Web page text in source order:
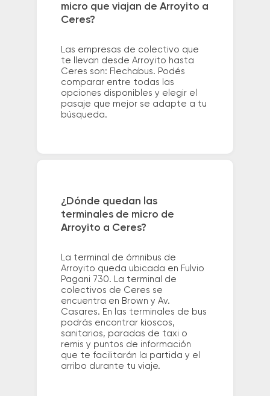
micro que viajan de Arroyito a
Ceres?
Las empresas de colectivo que
te llevan desde Arroyito hasta
Ceres son: Flechabus. Podés
comparar entre todas las
opciones disponibles y elegir el
pasaje que mejor se adapte a tu
búsqueda.
¿Dónde quedan las
terminales de micro de
Arroyito a Ceres?
La terminal de ómnibus de
Arroyito queda ubicada en Fulvio
Pagani 730. La terminal de
colectivos de Ceres se
encuentra en Brown y Av.
Casares. En las terminales de bus
podrás encontrar kioscos,
sanitarios, paradas de taxi o
remis y puntos de información
que te facilitarán la partida y el
arribo durante tu viaje.